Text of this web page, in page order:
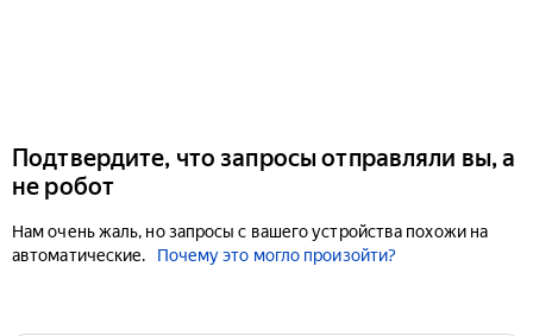
Подтвердите, что запросы отправляли вы, а
не робот
Нам очень жаль, но запросы с вашего устройства похожи на
автоматические.
Почему это могло произойти?